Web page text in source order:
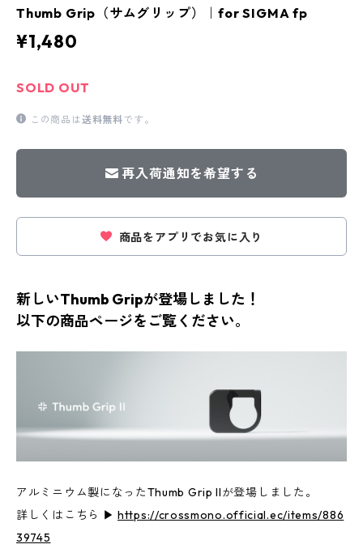
Thumb Grip（サムグリップ）｜for SIGMA fp
¥1,480
SOLD OUT
この商品は送料無料です。
再入荷通知を希望する
商品をアプリでお気に入り
新しいThumb Gripが登場しました！
以下の商品ページをご覧ください。
アルミニウム製になったThumb Grip IIが登場しました。
詳しくはこちら ▶︎ https://crossmono.official.ec/items/886
39745